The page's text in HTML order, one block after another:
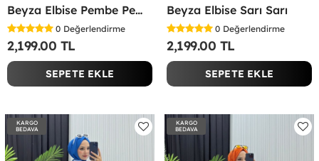
Beyza Elbise Pembe Pembe
0 Değerlendirme
2,199.00 TL
SEPETE EKLE
Beyza Elbise Sarı Sarı
0 Değerlendirme
2,199.00 TL
SEPETE EKLE
KARGO
BEDAVA
KARGO
BEDAVA